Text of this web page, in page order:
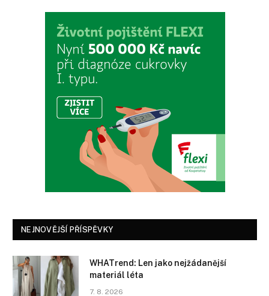
NEJNOVĚJŠÍ PŘÍSPĚVKY
WHATrend: Len jako nejžádanější
materiál léta
7. 8. 2026